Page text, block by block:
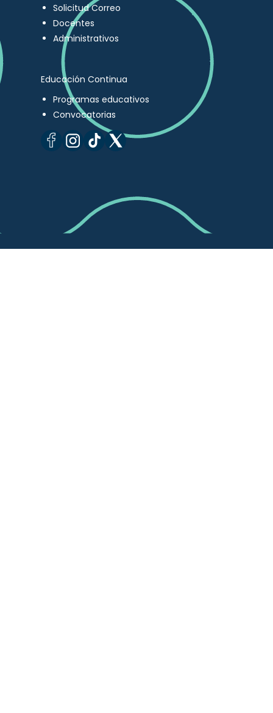
Solicitud Correo
Docentes
Administrativos
Educación Continua
Programas educativos
Convocatorias